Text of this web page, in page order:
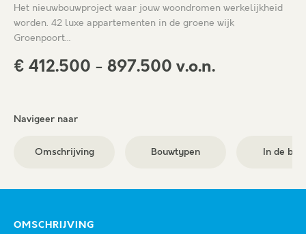
Het nieuwbouwproject waar jouw woondromen werkelijkheid
worden. 42 luxe appartementen in de groene wijk
Groenpoort…
€ 412.500 - 897.500 v.o.n.
Navigeer naar
Omschrijving Bouwtypen In de
OMSCHRIJVING